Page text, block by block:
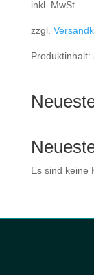
inkl. MwSt.
zzgl.
Produktinhalt:
Es sind keine